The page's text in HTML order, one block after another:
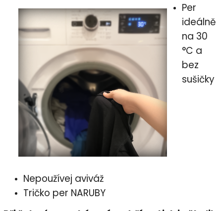
Per
ideálně
na 30
°C a
bez
sušičky
Nepoužívej aviváž
Tričko per NARUBY